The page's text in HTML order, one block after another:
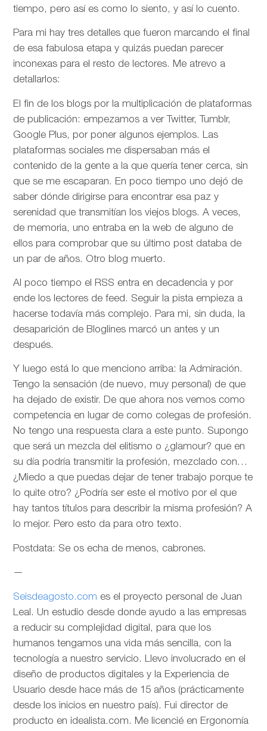
tiempo, pero así es como lo siento, y así lo cuento.
Para mi hay tres detalles que fueron marcando el final
de esa fabulosa etapa y quizás puedan parecer
inconexas para el resto de lectores. Me atrevo a
detallarlos:
El fin de los blogs por la multiplicación de plataformas
de publicación: empezamos a ver Twitter, Tumblr,
Google Plus, por poner algunos ejemplos. Las
plataformas sociales me dispersaban más el
contenido de la gente a la que quería tener cerca, sin
que se me escaparan. En poco tiempo uno dejó de
saber dónde dirigirse para encontrar esa paz y
serenidad que transmitían los viejos blogs. A veces,
de memoria, uno entraba en la web de alguno de
ellos para comprobar que su último post databa de
un par de años. Otro blog muerto.
Al poco tiempo el RSS entra en decadencia y por
ende los lectores de feed. Seguir la pista empieza a
hacerse todavía más complejo. Para mi, sin duda, la
desaparición de Bloglines marcó un antes y un
después.
Y luego está lo que menciono arriba: la Admiración.
Tengo la sensación (de nuevo, muy personal) de que
ha dejado de existir. De que ahora nos vemos como
competencia en lugar de como colegas de profesión.
No tengo una respuesta clara a este punto. Supongo
que será un mezcla del elitismo o ¿glamour? que en
su día podría transmitir la profesión, mezclado con…
¿Miedo a que puedas dejar de tener trabajo porque te
lo quite otro? ¿Podría ser este el motivo por el que
hay tantos títulos para describir la misma profesión? A
lo mejor. Pero esto da para otro texto.
Postdata: Se os echa de menos, cabrones.
—
Seisdeagosto.com es el proyecto personal de Juan
Leal. Un estudio desde donde ayudo a las empresas
a reducir su complejidad digital, para que los
humanos tengamos una vida más sencilla, con la
tecnología a nuestro servicio. Llevo involucrado en el
diseño de productos digitales y la Experiencia de
Usuario desde hace más de 15 años (prácticamente
desde los inicios en nuestro país). Fui director de
producto en idealista.com. Me licencié en Ergonomía